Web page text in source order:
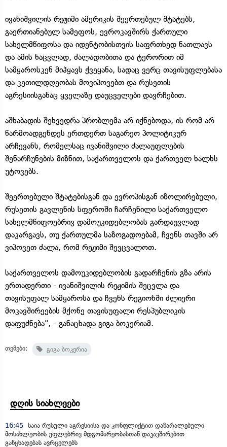
ივანიშვილის რეჟიმი ამერიკის შეერთებულ შტატებს,
გაერთიანებულ სამეფოს, ევროკავშირს ქართული
სახელმწიფოსა და იდენტობისთვის საფრთხედ ნათლავს
და ამის ნაცვლად, ძალადობითა და ტერორით იმ
სამყაროსკენ მიჰყავს ქვეყანა, სადაც ვერც თავისუფლებასა
და კეთილდღეობას მოვიპოვებთ და რუსეთის
აგრესიისგანაც ყველაზე დაუცველები დავრჩებით.
აშხაბადის შეხვედრა პრობლემა არ იქნებოდა, ის რომ არ
წარმოადგენდეს ერთდერთ საგარეო პოლიტიკურ
არჩევანს, რომელსაც ივანიშვილი ძალაუფლების
შენარჩუნების მიზნით, საქართველოს და ქართველ ხალხს
უტოვებს.
შეერთებული შტატებისგან და ევროპისგან იზოლირებული,
რუსეთის გავლენის სფეროში ჩარჩენილი საქართველო
სახელმწიფოებრივ დამოუკიდებლობას გარდაუვლად
დაკარგავს, თუ ქართულმა საზოგადოებამ, ჩვენს თავში არ
ვიპოვეთ ძალა, რომ რეჟიმი შევცვალოთ.
საქართველოს დამოუკიდებლობის გადარჩენის გზა არის
ერთადერთი - ივანიშვილის რეჟიმის შეცვლა და
თავისუფალ სამყაროსა და ჩვენს რეგიონში ძლიერი
მოკავშირეების მქონე თავისუფალი რესპუბლიკის
დაფუძნება", - განაცხადა გიგა ბოკერიამ.
თემები: გიგა ბოკერია
დღის სიახლეები
16:45 საია რუსული აგრესიისა და კონფლიქტით დაზარალებული
მოსახლეობის უფლებრივ მდგომარეობასთან დაკავშირებით
განცხადებას ავრცელებს